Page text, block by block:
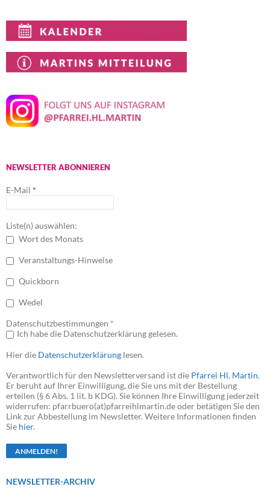
NEWSLETTER ABONNIEREN
E-Mail *
Liste(n) auswählen:
Wort des Monats
Veranstaltungs-Hinweise
Quickborn
Wedel
Datenschutzbestimmungen *
Ich habe die Datenschutzerklärung gelesen.
Hier die Datenschutzerklärung lesen.
Verantwortlich für den Newsletterversand ist die Pfarrei Hl. Martin.
Er beruht auf Ihrer Einwilligung, die Sie uns mit der Bestellung
erteilen (§ 6 Abs. 1 lit. b KDG). Sie können Ihre Einwilligung jederzeit
widerrufen: pfarrbuero(at)pfarreihlmartin.de oder betätigen Sie den
Link zur Abbestellung im Newsletter. Weitere Informationen finden
Sie hier.
NEWSLETTER-ARCHIV